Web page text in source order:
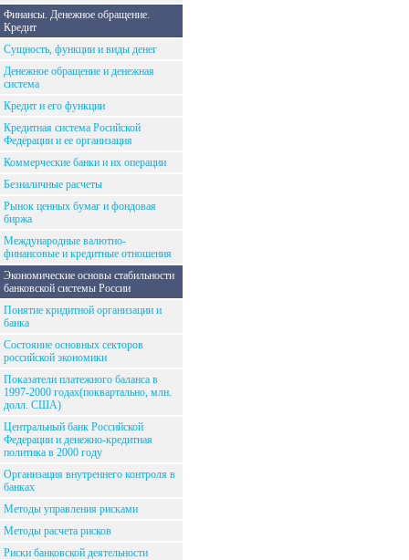
Финансы. Денежное обращение.
Кредит
Сущность, функции и виды денег
Денежное обращение и денежная
система
Кредит и его функции
Кредитная система Росийской
Федерации и ее организация
Коммерческие банки и их операции
Безналичные расчеты
Рынок ценных бумаг и фондовая
биржа
Международные валютно-
финансовые и кредитные отношения
Экономические основы стабильности
банковской системы России
Понятие кридитной организации и
банка
Состояние основных секторов
российской экономики
Показатели платежного баланса в
1997-2000 годах(поквартально, млн.
долл. США)
Центральный банк Российской
Федерации и денежно-кредитная
политика в 2000 году
Организация внутреннего контроля в
банках
Методы управления рисками
Методы расчета рисков
Риски банковской деятельности